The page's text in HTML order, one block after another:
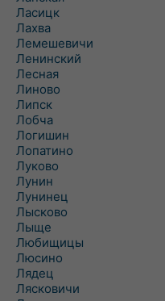
Ласицк
Лахва
Лемешевичи
Ленинский
Лесная
Линово
Липск
Лобча
Логишин
Лопатино
Луково
Лунин
Лунинец
Лысково
Лыще
Любищицы
Люсино
Лядец
Лясковичи